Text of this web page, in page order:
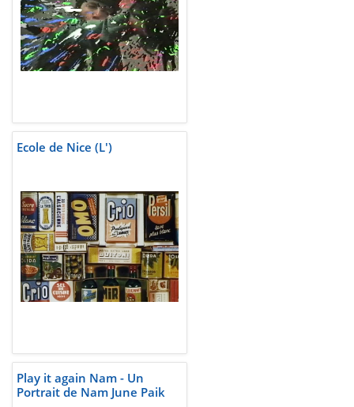
Ecole de Nice (L')
Play it again Nam - Un
Portrait de Nam June Paik